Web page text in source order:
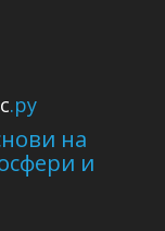
.ру
на
и